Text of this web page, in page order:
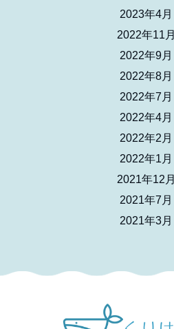
2023年4月
2022年11月
2022年9月
2022年8月
2022年7月
2022年4月
2022年2月
2022年1月
2021年12月
2021年7月
2021年3月